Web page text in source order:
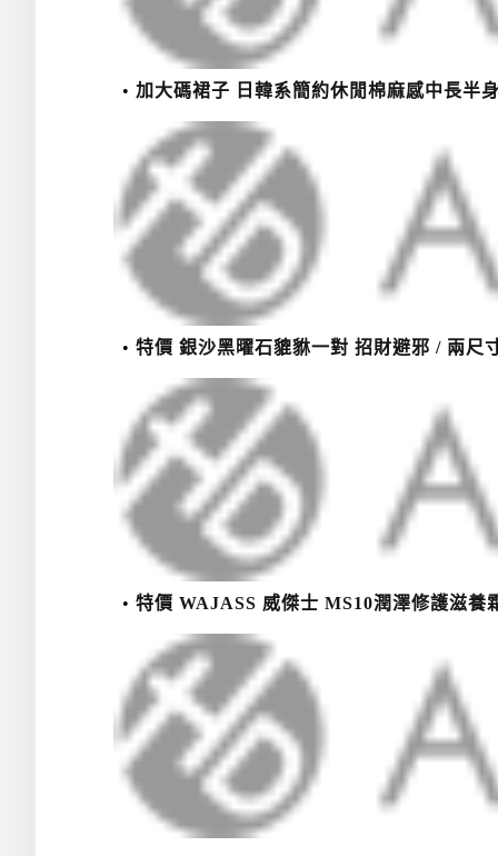
加大碼裙子 日韓系簡約休閒棉麻感中長半
特價 銀沙黑曜石貔貅一對 招財避邪 / 兩尺
特價 WAJASS 威傑士 MS10潤澤修護滋養